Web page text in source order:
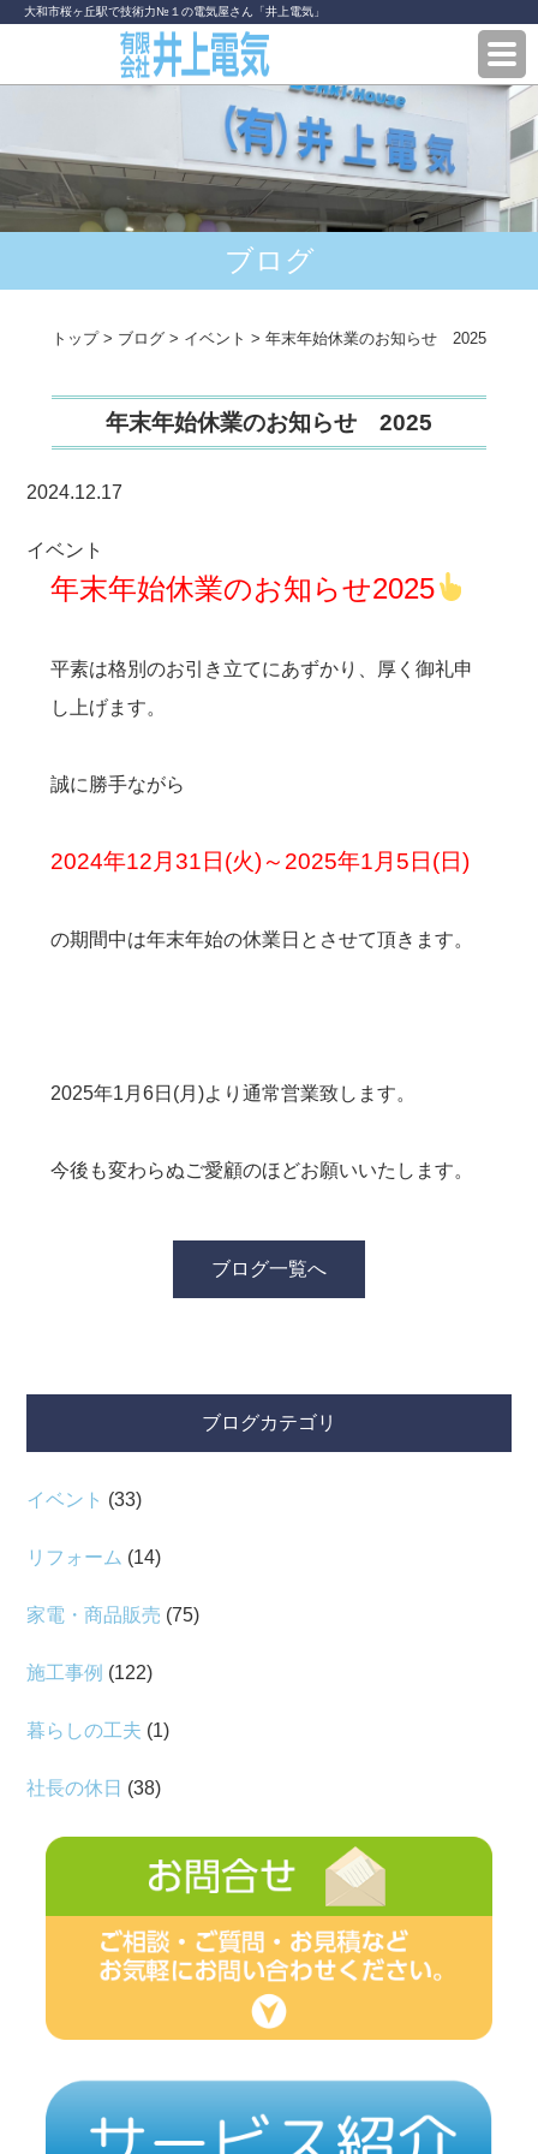
大和市桜ヶ丘駅で技術力№１の電気屋さん「井上電気」
ブログ
トップ> ブログ> イベント > 年末年始休業のお知らせ 2025
年末年始休業のお知らせ 2025
2024.12.17
イベント
年末年始休業のお知らせ2025
平素は格別のお引き立てにあずかり、厚く御礼申
し上げます。
誠に勝手ながら
2024年12月31日(火)～2025年1月5日(日)
の期間中は年末年始の休業日とさせて頂きます。
2025年1月6日(月)より通常営業致します。
今後も変わらぬご愛顧のほどお願いいたします。
ブログ一覧へ
ブログカテゴリ
イベント (33)
リフォーム (14)
家電・商品販売 (75)
施工事例 (122)
暮らしの工夫 (1)
社長の休日 (38)